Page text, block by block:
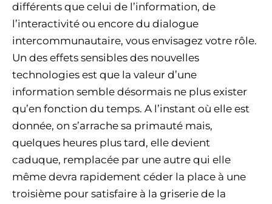
différents que celui de l’information, de
l’interactivité ou encore du dialogue
intercommunautaire, vous envisagez votre rôle.
Un des effets sensibles des nouvelles
technologies est que la valeur d’une
information semble désormais ne plus exister
qu’en fonction du temps. A l’instant où elle est
donnée, on s’arrache sa primauté mais,
quelques heures plus tard, elle devient
caduque, remplacée par une autre qui elle
même devra rapidement céder la place à une
troisième pour satisfaire à la griserie de la